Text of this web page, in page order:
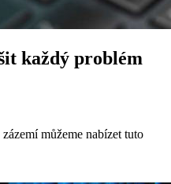
každý problém
můžeme nabízet tuto